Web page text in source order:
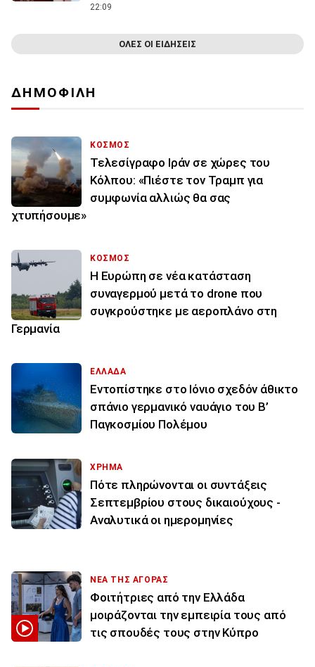
22:09
ΟΛΕΣ ΟΙ ΕΙΔΗΣΕΙΣ
ΔΗΜΟΦΙΛΗ
ΚΟΣΜΟΣ
Τελεσίγραφο Ιράν σε χώρες του
Κόλπου: «Πιέστε τον Τραμπ για
συμφωνία αλλιώς θα σας
χτυπήσουμε»
ΚΟΣΜΟΣ
Η Ευρώπη σε νέα κατάσταση
συναγερμού μετά το drone που
συγκρούστηκε με αεροπλάνο στη
Γερμανία
ΕΛΛΑΔΑ
Εντοπίστηκε στο Ιόνιο σχεδόν άθικτο
σπάνιο γερμανικό ναυάγιο του Β’
Παγκοσμίου Πολέμου
ΧΡΗΜΑ
Πότε πληρώνονται οι συντάξεις
Σεπτεμβρίου στους δικαιούχους -
Αναλυτικά οι ημερομηνίες
ΝΕΑ ΤΗΣ ΑΓΟΡΑΣ
Φοιτήτριες από την Ελλάδα
μοιράζονται την εμπειρία τους από
τις σπουδές τους στην Κύπρο